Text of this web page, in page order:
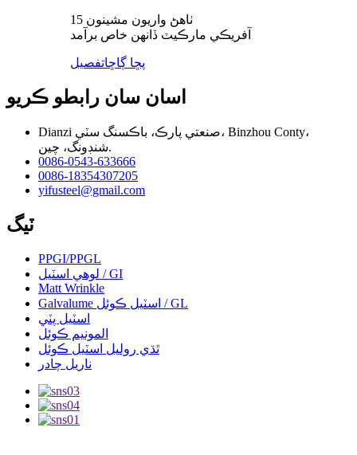
15 ٺاهڻ واريون مشينون
آفريڪي مارڪيٽ ڏانهن خاص برآمد
پڇا ڳاڇاتفصيل
اسان سان رابطو ڪريو
Dianzi صنعتي پارڪ، باڪسنگ سٽي، Binzhou Conty،
شنڊونگ، چين.
0086-0543-633666
0086-18354307205
yifusteel@gmail.com
ٽيگ
PPGI/PPGL
لوهي اسٽيل / GI
Matt Wrinkle
Galvalume اسٽيل ڪوئل / GL
اسٽيل پٽي
المونيم ڪوئل
ٿڌي روليل اسٽيل ڪوئل
ناريل چادر